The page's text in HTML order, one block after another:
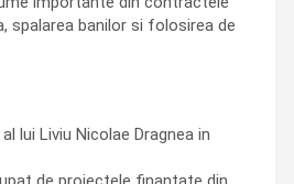
spalarea banilor si folosirea de
lui Liviu Nicolae Dragnea in